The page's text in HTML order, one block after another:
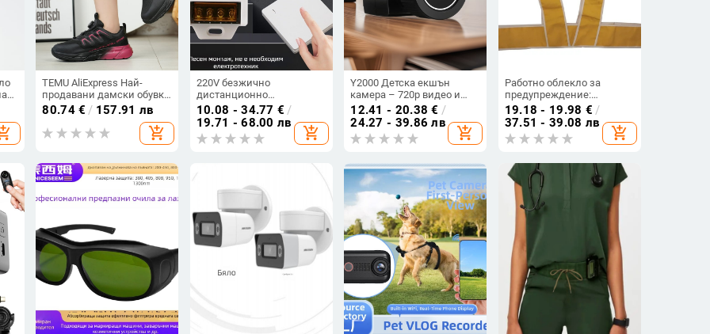
TEMU AliExpress Най-
продавани дамски обувки
за защита на труда,
стомана Baotou,
устойчиви на удари и
пробиване, без копчета и
80.74€ / 157.91 лв
add_shopping_cart
220V безжично
дистанционно
управление реле за водна
помпа и домашно
осветление –
високопроизводителен
10.08 - 34.77 € /
19.71 - 68.00 лв
add_shopping_cart
Y2000 Детска екшън
камера – 720p видео и
снимки, ABS корпус, TF
карта, батерия 1–2 ч, без
LCD
12.41 - 20.38 € /
24.27 - 39.86 лв
add_shopping_cart
Работно облекло за
предупреждение:
жилетка за работа, модел:
работно облекло; без
внос; основен пазар:
Китай; без лицензирани
19.18 - 19.98 € /
37.51 - 39.08 лв
add_shopping_cart